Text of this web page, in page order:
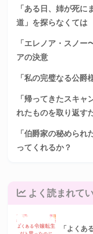
「ある日、姉が死
道」を探らなくては
「エレノア・スノー
アの決意
「私の完璧なる公爵
「帰ってきたスキ
れたものを取り返す
「伯爵家の秘めら
ってくれるか？
よく読まれて
「よくあ